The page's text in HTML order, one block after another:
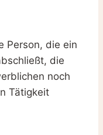
Person, die ein
die
noch
Tätigkeit